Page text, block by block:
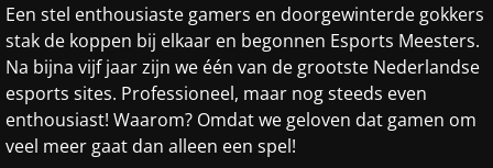
Een stel enthousiaste gamers en doorgewinterde gokkers
stak de koppen bij elkaar en begonnen Esports Meesters.
Na bijna vijf jaar zijn we één van de grootste Nederlandse
esports sites. Professioneel, maar nog steeds even
enthousiast! Waarom? Omdat we geloven dat gamen om
veel meer gaat dan alleen een spel!